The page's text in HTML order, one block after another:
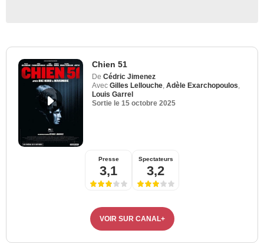
Chien 51
De Cédric Jimenez
Avec Gilles Lellouche Adèle Exarchopoulos
Louis Garrel
Sortie le 15 octobre 2025
Presse
3,1
Spectateurs
3,2
VOIR SUR CANAL+